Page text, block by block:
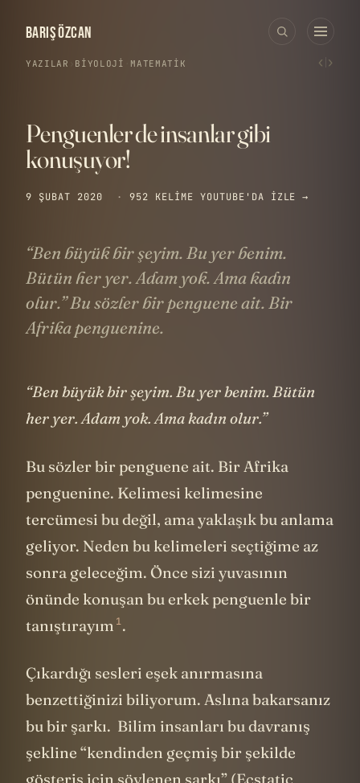
BARIŞ ÖZCAN
YAZILAR BIYOLOJI MATEMATIK ‹ ›
Penguenler de insanlar gibi
konuşuyor!
9 ŞUBAT 2020 · 952 KELIME YOUTUBE'DA IZLE →
“Ben büyük bir şeyim. Bu yer benim.
Bütün her yer. Adam yok. Ama kadın
olur.” Bu sözler bir penguene ait. Bir
Afrika penguenine.
“Ben büyük bir şeyim. Bu yer benim. Bütün
her yer. Adam yok. Ama kadın olur.”
Bu sözler bir penguene ait. Bir Afrika
penguenine. Kelimesi kelimesine
tercümesi bu değil, ama yaklaşık bu anlama
geliyor. Neden bu kelimeleri seçtiğime az
sonra geleceğim. Önce sizi yuvasının
önünde konuşan bu erkek penguenle bir
tanıştırayım 1.
Çıkardığı sesleri eşek anırmasına
benzettiğinizi biliyorum. Aslına bakarsanız
bu bir şarkı. Bilim insanları bu davranış
şekline “kendinden geçmiş bir şekilde
gösteriş için söylenen şarkı” (Ecstatic